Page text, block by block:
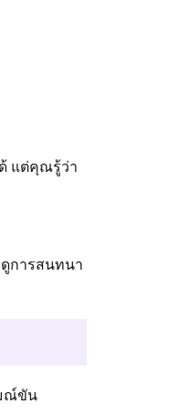
แต่คุณรู้ว่า
การสนทนา
ณ์ขัน